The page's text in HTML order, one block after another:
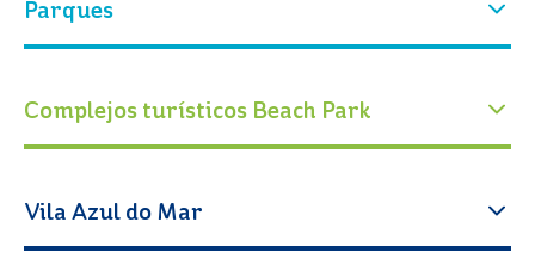
Quiénes somos
Eventos
Cómo llegar
Parques
Entradas
Espacio Cabanas
Conservación
Atracciones
Complejos turísticos Beach Park
Vila Azul do Mar